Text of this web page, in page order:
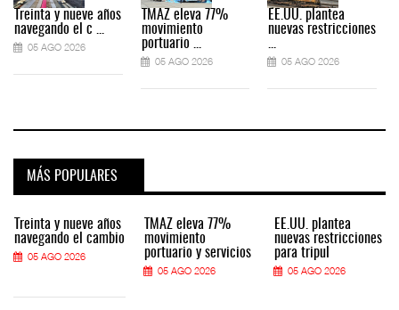
Treinta y nueve años
navegando el c ...
05 AGO 2026
TMAZ eleva 77%
movimiento
portuario ...
05 AGO 2026
EE.UU. plantea
nuevas restricciones
05 AGO 2026
MÁS POPULARES
Treinta y nueve años
navegando el cambio
05 AGO 2026
TMAZ eleva 77%
movimiento
portuario y servicios
05 AGO 2026
EE.UU. plantea
nuevas restricciones
para tripul
05 AGO 2026